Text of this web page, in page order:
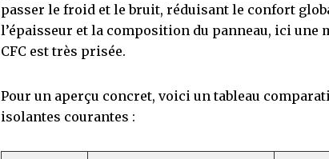
passer le froid et le bruit, réduisant le confort
l’épaisseur et la composition du panneau, ici une
CFC est très prisée.
Pour un aperçu concret, voici un tableau
isolantes courantes :